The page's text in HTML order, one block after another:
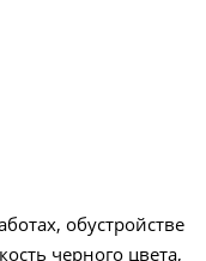
обустройстве
черного цвета,